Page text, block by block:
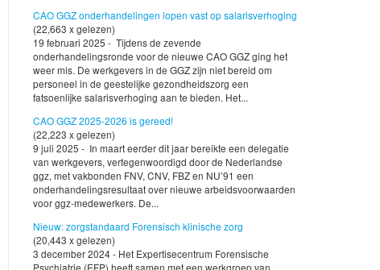
CAO GGZ onderhandelingen lopen vast op salarisverhoging
(22,663 x gelezen)
19 februari 2025 - Tijdens de zevende
onderhandelingsronde voor de nieuwe CAO GGZ ging het
weer mis. De werkgevers in de GGZ zijn niet bereid om
personeel in de geestelijke gezondheidszorg een
fatsoenlijke salarisverhoging aan te bieden. Het...
CAO GGZ 2025-2026 is gereed!
(22,223 x gelezen)
9 juli 2025 - In maart eerder dit jaar bereikte een delegatie
van werkgevers, vertegenwoordigd door de Nederlandse
ggz, met vakbonden FNV, CNV, FBZ en NU’91 een
onderhandelingsresultaat over nieuwe arbeidsvoorwaarden
voor ggz-medewerkers. De...
Nieuw: zorgstandaard Forensisch klinische zorg
(20,443 x gelezen)
3 december 2024 - Het Expertisecentrum Forensische
Psychiatrie (EFP) heeft samen met een werkgroep van